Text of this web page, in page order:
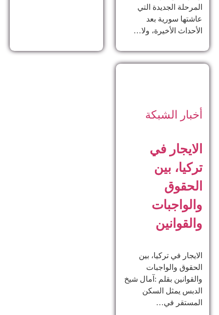
المرحلة الجديدة التي
عاشتها سورية بعد
الأحداث الأخيرة، ولا…
أخبار الشبكة
الايجار في
تركيا، بين
الحقوق
والواجبات
والقوانين
الايجار في تركيا، بين
الحقوق والواجبات
والقوانين بقلم :آمال شيخ
الدبس يمثل السكن
المستقر في…